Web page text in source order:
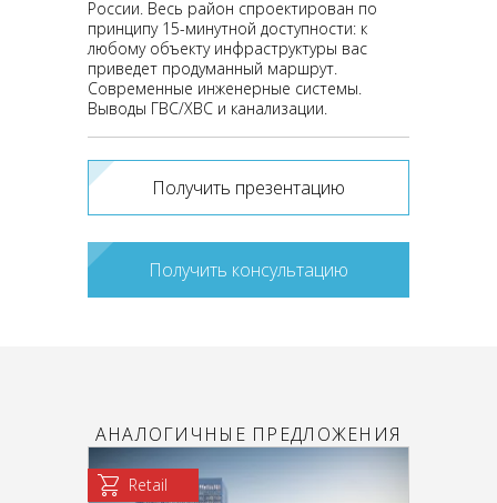
России. Весь район спроектирован по
принципу 15-минутной доступности: к
любому объекту инфраструктуры вас
приведет продуманный маршрут.
Современные инженерные системы.
Выводы ГВС/ХВС и канализации.
Получить презентацию
Получить консультацию
АНАЛОГИЧНЫЕ ПРЕДЛОЖЕНИЯ
Retail